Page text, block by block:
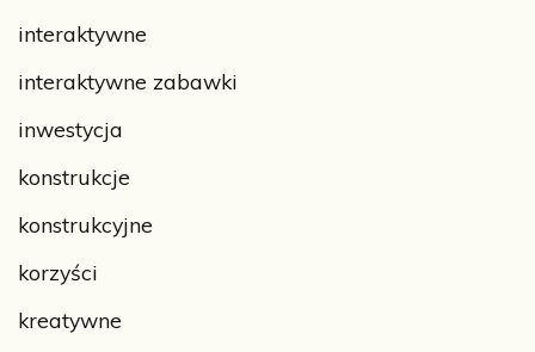
interaktywne
interaktywne zabawki
inwestycja
konstrukcje
konstrukcyjne
korzyści
kreatywne